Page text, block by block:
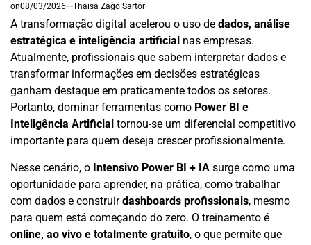
on08/03/2026 Thaisa Zago Sartori
A transformação digital acelerou o uso de dados, análise
estratégica e inteligência artificial nas empresas.
Atualmente, profissionais que sabem interpretar dados e
transformar informações em decisões estratégicas
ganham destaque em praticamente todos os setores.
Portanto, dominar ferramentas como Power BI e
Inteligência Artificial tornou-se um diferencial competitivo
importante para quem deseja crescer profissionalmente.
Nesse cenário, o Intensivo Power BI + IA surge como uma
oportunidade para aprender, na prática, como trabalhar
com dados e construirdashboards profissionais, mesmo
para quem está começando do zero. O treinamento é
online, ao vivo e totalmente gratuito, o que permite que